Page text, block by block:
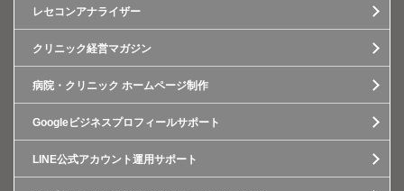
レセコンアナライザー
クリニック経営マガジン
病院・クリニック ホームページ制作
Googleビジネスプロフィールサポート
LINE公式アカウント運用サポート